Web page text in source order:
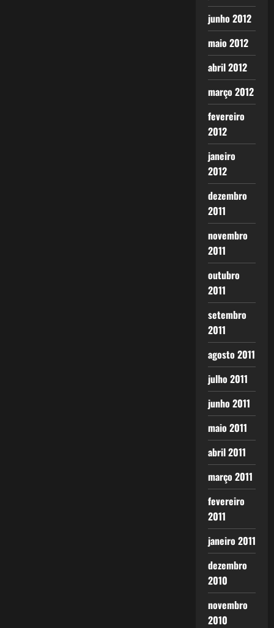
junho 2012
maio 2012
abril 2012
março 2012
fevereiro
2012
janeiro
2012
dezembro
2011
novembro
2011
outubro
2011
setembro
2011
agosto 2011
julho 2011
junho 2011
maio 2011
abril 2011
março 2011
fevereiro
2011
janeiro 2011
dezembro
2010
novembro
2010